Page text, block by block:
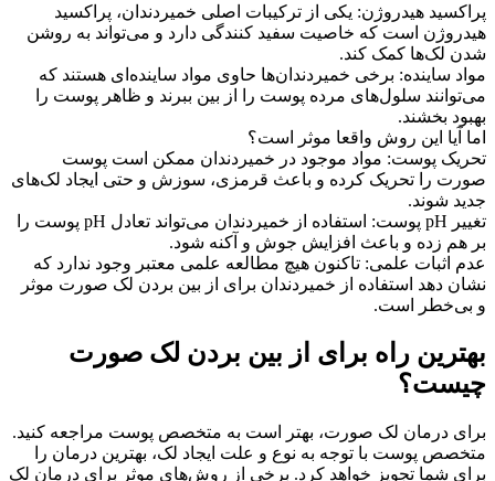
پراکسید هیدروژن: یکی از ترکیبات اصلی خمیردندان، پراکسید
هیدروژن است که خاصیت سفید کنندگی دارد و می‌تواند به روشن
شدن لک‌ها کمک کند.
مواد ساینده: برخی خمیردندان‌ها حاوی مواد ساینده‌ای هستند که
می‌توانند سلول‌های مرده پوست را از بین ببرند و ظاهر پوست را
بهبود بخشند.
اما آیا این روش واقعا موثر است؟
تحریک پوست: مواد موجود در خمیردندان ممکن است پوست
صورت را تحریک کرده و باعث قرمزی، سوزش و حتی ایجاد لک‌های
جدید شوند.
تغییر pH پوست: استفاده از خمیردندان می‌تواند تعادل pH پوست را
بر هم زده و باعث افزایش جوش و آکنه شود.
عدم اثبات علمی: تاکنون هیچ مطالعه علمی معتبر وجود ندارد که
نشان دهد استفاده از خمیردندان برای از بین بردن لک صورت موثر
و بی‌خطر است.
بهترین راه برای از بین بردن لک صورت
چیست؟
برای درمان لک صورت، بهتر است به متخصص پوست مراجعه کنید.
متخصص پوست با توجه به نوع و علت ایجاد لک، بهترین درمان را
برای شما تجویز خواهد کرد. برخی از روش‌های موثر برای درمان لک